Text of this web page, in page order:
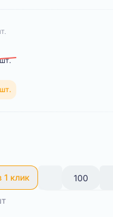
1 клик